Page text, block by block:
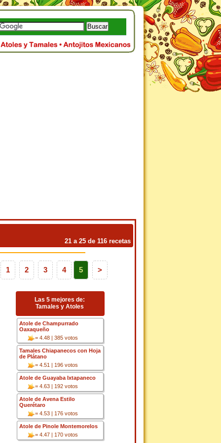
1 2 3 4 5 >
21 a 25 de 116 recetas
Las 5 mejores de:
Tamales y Atoles
Atole de Champurrado
Oaxaqueño
= 4.48 | 385 votos
Tamales Chiapanecos con Hoja
de Plátano
= 4.51 | 196 votos
Atole de Guayaba Ixtapaneco
= 4.63 | 192 votos
Atole de Avena Estilo
Querétaro
= 4.53 | 176 votos
Atole de Pinole Montemorelos
= 4.47 | 170 votos